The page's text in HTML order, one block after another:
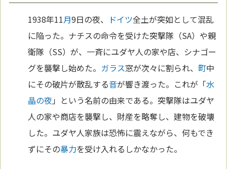
1938年11月9日の夜、 ドイツ全土が突如として混乱
に陥った。ナチスの命令を受けた突撃隊（SA）や親
衛隊（SS）が、一斉にユダヤ人の家や店、シナゴー
グを襲撃し始めた。 ガラス窓が次々に割られ、 町中
にその破片が散乱する音が響き渡った。これが「水
晶の夜 」という名前の由来である。突撃隊はユダヤ
人の家や商店を襲撃し、財産を略奪し、建物を破壊
した。ユダヤ人家族は恐怖に震えながら、何もでき
ずにその暴力を受け入れるしかなかった。